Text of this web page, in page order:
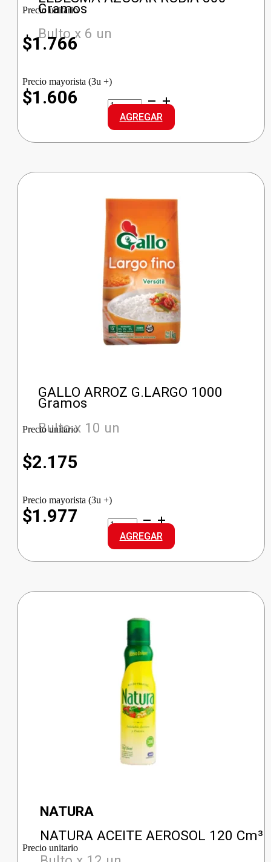
Gramos
Bulto x 6 un
Precio unitario
$1.766
Precio mayorista (3u +)
$1.606
LEDESMA
AZUCAR
RUBIA
cantidad
AGREGAR
GALLO ARROZ G.LARGO 1000
Gramos
Bulto x 10 un
Precio unitario
$2.175
Precio mayorista (3u +)
$1.977
GALLO
ARROZ
G.LARGO
cantidad
AGREGAR
NATURA
NATURA ACEITE AEROSOL 120 Cm³
Precio unitario